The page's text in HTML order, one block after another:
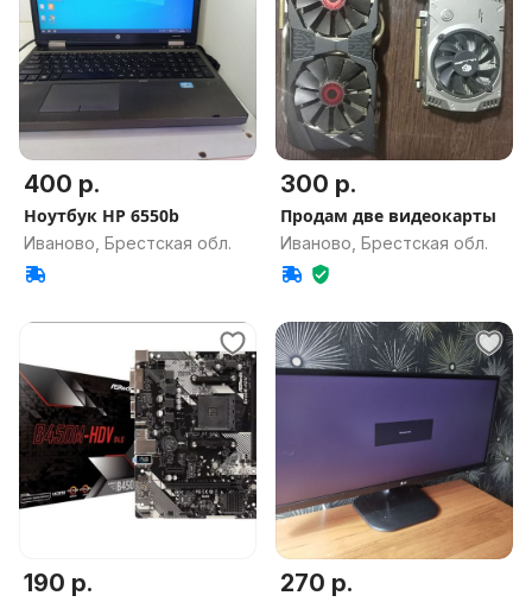
400 р.
Ноутбук HP 6550b
Иваново, Брестская обл.
300 р.
Продам две видеокарты
Иваново, Брестская обл.
190 р. 270 р.